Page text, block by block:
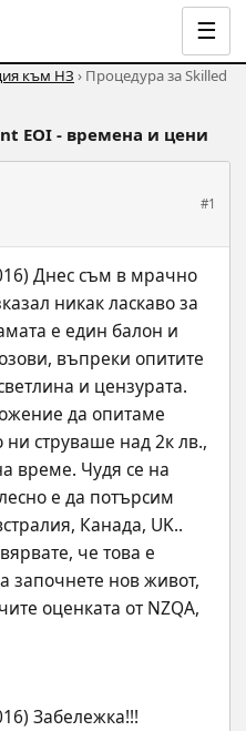
☰
към НЗ › Процедура за Skilled
EOI - времена и цени
#1
Днес съм в мрачно
никак ласкаво за
е един балон и
въпреки опитите
и цензурата.
да опитаме
ни струваше над 2к лв.,
време. Чудя се на
е да потърсим
Канада, UK..
че това е
започнете нов живот,
оценката от NZQA,
Забележка!!!